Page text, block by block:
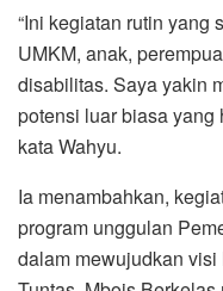
“Ini kegiatan rutin yang
UMKM, anak,
disabilitas. Saya yakin
potensi luar biasa yang
kata Wahyu.
Ia menambahkan,
program unggulan
dalam mewujudkan